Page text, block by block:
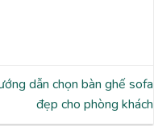
dẫn chọn bàn ghế sofa
đẹp cho phòng khách